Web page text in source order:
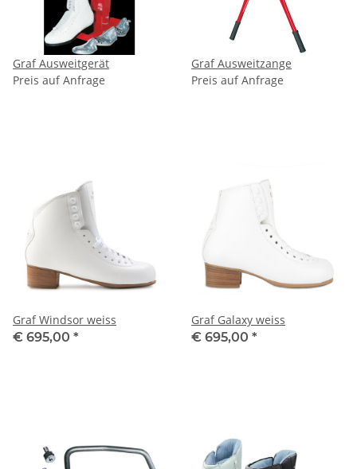
Graf Ausweitgerät
Preis auf Anfrage
Graf Ausweitzange
Preis auf Anfrage
Graf Windsor weiss
€ 695,00 *
Graf Galaxy weiss
€ 695,00 *